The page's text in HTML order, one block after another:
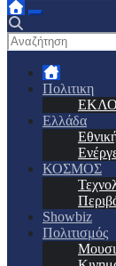
Πολιτικη
Ελλάδα
ΚΟΣΜΟΣ
Showbiz
Πολιτισμός